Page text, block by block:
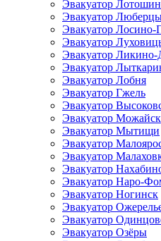
Эвакуатор
Эвакуатор
Эвакуатор Лосино-
Эвакуатор
Эвакуатор Ликино-
Эвакуатор
Эвакуатор Лобня
Эвакуатор Гжель
Эвакуатор
Эвакуатор Можайск
Эвакуатор Мытищи
Эвакуатор
Эвакуатор
Эвакуатор
Эвакуатор Наро-
Эвакуатор Ногинск
Эвакуатор
Эвакуатор
Эвакуатор Озёры